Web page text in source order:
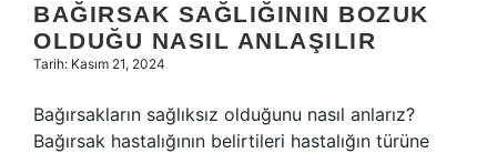
BAĞIRSAK SAĞLIĞININ BOZUK
OLDUĞU NASIL ANLAŞILIR
Tarih: Kasım 21, 2024
Bağırsakların sağlıksız olduğunu nasıl anlarız?
Bağırsak hastalığının belirtileri hastalığın türüne